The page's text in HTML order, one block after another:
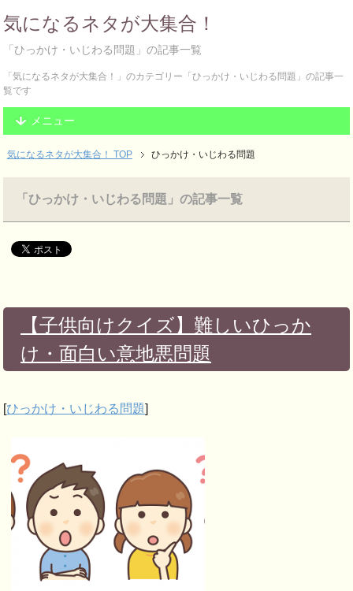
気になるネタが大集合！
「ひっかけ・いじわる問題」の記事一覧
「気になるネタが大集合！」のカテゴリー「ひっかけ・いじわる問題」の記事一
覧です
メニュー
気になるネタが大集合！ TOP ひっかけ・いじわる問題
「ひっかけ・いじわる問題」の記事一覧
【子供向けクイズ】難しいひっか
け・面白い意地悪問題
[ひっかけ・いじわる問題]